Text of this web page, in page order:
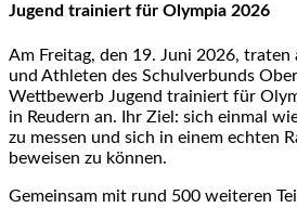
Jugend trainiert für Olympia 2026
Am Freitag, den 19. Juni 2026,
und Athleten des Schulverbunds
Wettbewerb Jugend trainiert für
in Reudern an. Ihr Ziel: sich einmal
zu messen und sich in einem echten
beweisen zu können.
Gemeinsam mit rund 500 weiteren